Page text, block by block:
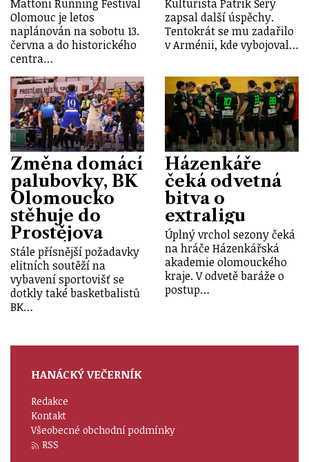
Mattoni Running Festival
Olomouc je letos
naplánován na sobotu 13.
června a do historického
centra…
Kulturista Patrik Šerý
zapsal další úspěchy.
Tentokrát se mu zadařilo
v Arménii, kde vybojoval…
Změna domácí
palubovky, BK
Olomoucko
stěhuje do
Prostějova
Stále přísnější požadavky
elitních soutěží na
vybavení sportovišť se
dotkly také basketbalistů
BK…
Házenkáře
čeká odvetná
bitva o
extraligu
Úplný vrchol sezony čeká
na hráče Házenkářská
akademie olomouckého
kraje. V odvetě baráže o
postup…
HANÁCKÝ VEČERNÍK
Redakce
Kontakt
Všeobecné obchodní podmínky
RSS